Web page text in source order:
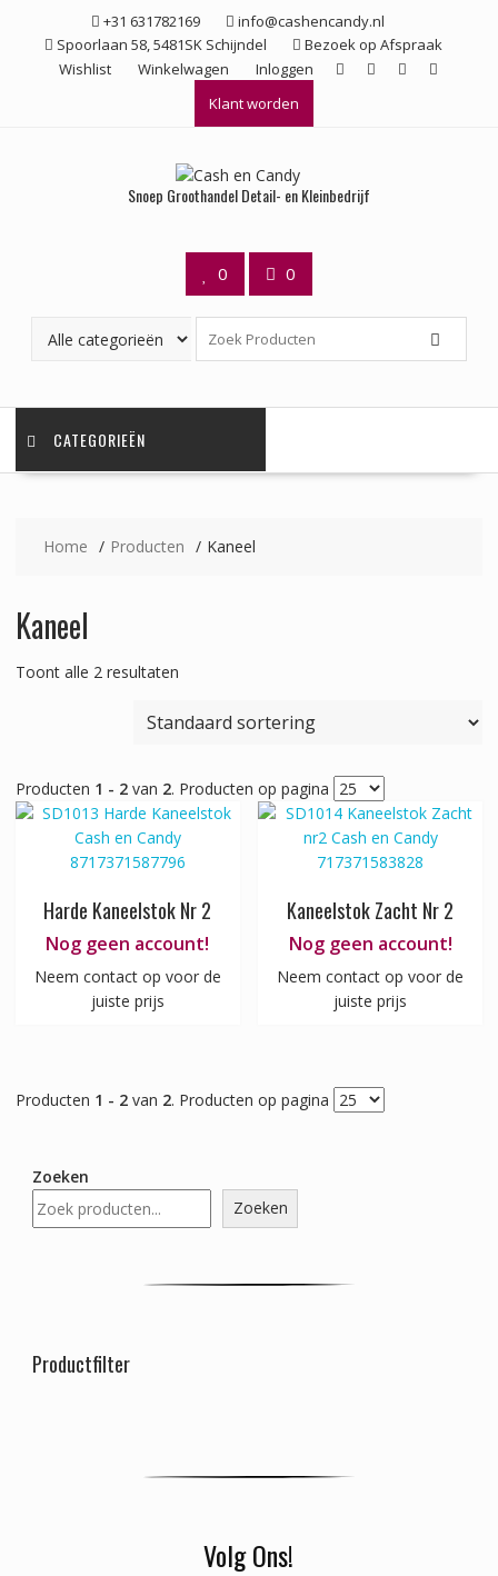
+31 631782169
info@cashencandy.nl
Spoorlaan 58, 5481SK Schijndel
Bezoek op Afspraak
Wishlist
Winkelwagen
Inloggen
Klant worden
Snoep Groothandel Detail- en Kleinbedrijf
0 0
CATEGORIEËN
Home Producten Kaneel
Kaneel
Toont alle 2 resultaten
Producten 1 - 2van 2. Producten op pagina
Harde Kaneelstok Nr 2
Nog geen account!
Neem contact op voor de
juiste prijs
Kaneelstok Zacht Nr 2
Nog geen account!
Neem contact op voor de
juiste prijs
Producten 1 - 2van 2. Producten op pagina
Zoeken
Zoeken
Productfilter
Volg Ons!